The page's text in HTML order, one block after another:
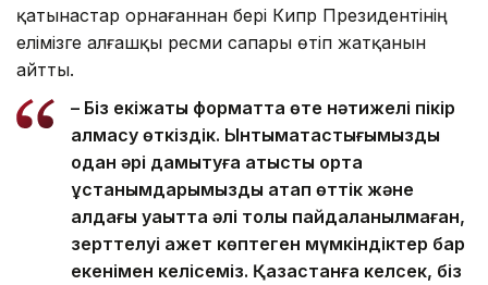
қатынастар орнағаннан бері Кипр Президентінің
елімізге алғашқы ресми сапары өтіп жатқанын
айтты.
– Біз екіжақты форматта өте нәтижелі пікір
алмасу өткіздік. Ынтымақтастығымызды
одан әрі дамытуға қатысты ортақ
ұстанымдарымызды атап өттік және
алдағы уақытта әлі толық пайдаланылмаған,
зерттелуі қажет көптеген мүмкіндіктер бар
екенімен келісеміз. Қазақстанға келсек, біз